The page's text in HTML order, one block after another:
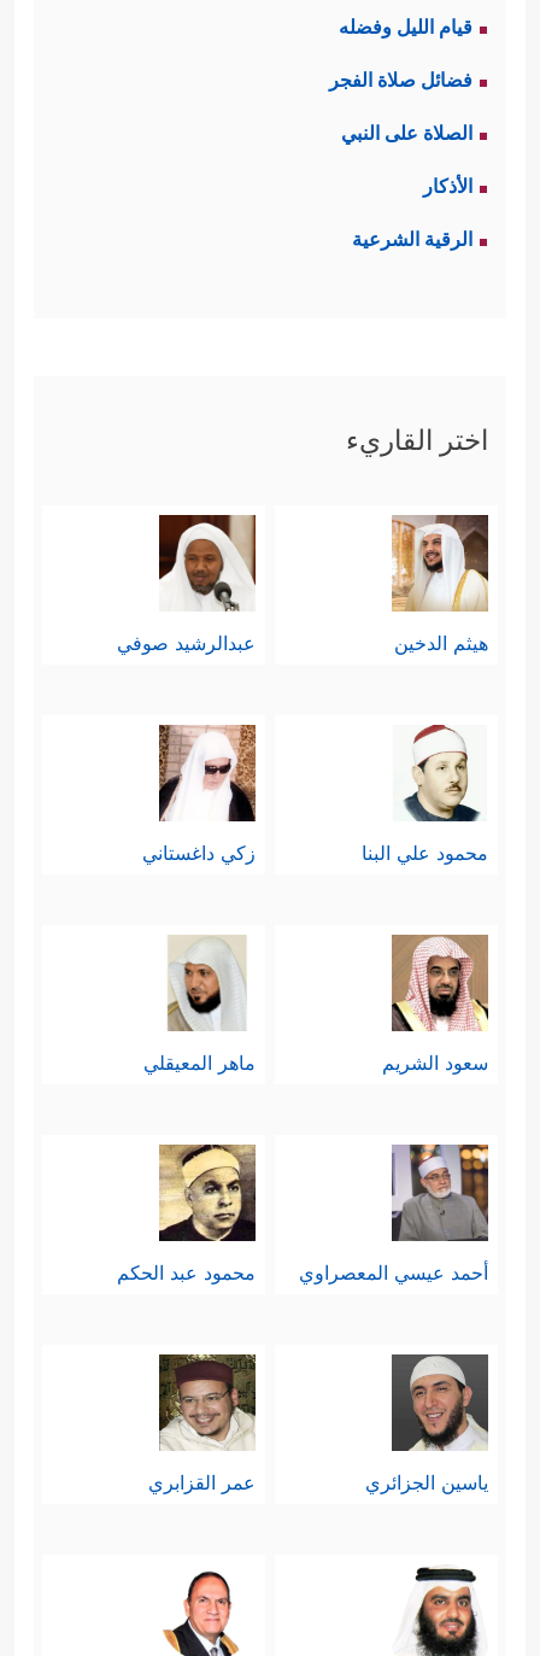
قيام الليل وفضله
فضائل صلاة الفجر
الصلاة على النبي
الأذكار
الرقية الشرعية
اختر القاريء
هيثم الدخين عبدالرشيد صوفي
محمود علي البنا زكي داغستاني
سعود الشريم ماهر المعيقلي
أحمد عيسي المعصراوي محمود عبد الحكم
ياسين الجزائري عمر القزابري